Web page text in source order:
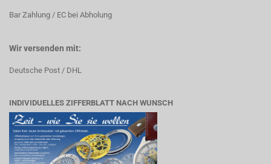
Bar Zahlung / EC bei Abholung
Wir versenden mit:
Deutsche Post / DHL
INDIVIDUELLES ZIFFERBLATT NACH WUNSCH